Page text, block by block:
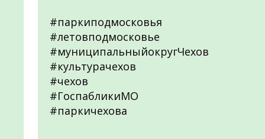
#паркиподмосковья
#летовподмосковье
#муниципальныйокругЧехов
#культурачехов
#чехов
#ГоспабликиМО
#паркичехова